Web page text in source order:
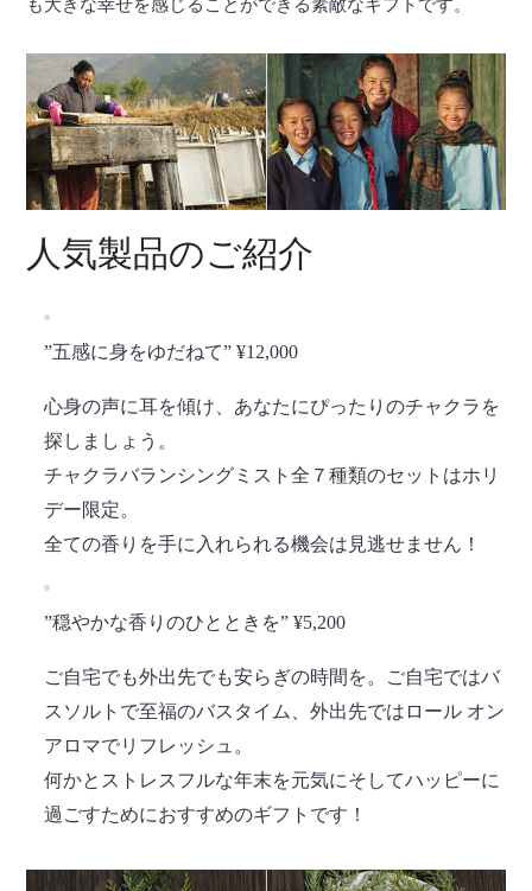
も大きな幸せを感じることができる素敵なギフトです。
人気製品のご紹介
”五感に身をゆだねて” ¥12,000
心身の声に耳を傾け、あなたにぴったりのチャクラを
探しましょう。
チャクラバランシングミスト全７種類のセットはホリ
デー限定。
全ての香りを手に入れられる機会は見逃せません！
”穏やかな香りのひとときを” ¥5,200
ご自宅でも外出先でも安らぎの時間を。ご自宅ではバ
スソルトで至福のバスタイム、外出先ではロール オン
アロマでリフレッシュ。
何かとストレスフルな年末を元気にそしてハッピーに
過ごすためにおすすめのギフトです！